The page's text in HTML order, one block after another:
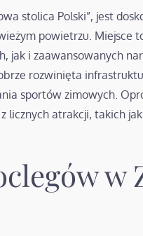
stolica Polski”, jest
powietrzu. Miejsce
jak i zaawansowanych
rozwinięta
sportów zimowych.
licznych atrakcji, takich
w